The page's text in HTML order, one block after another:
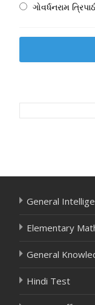
ગોવર્ધનરામ
Post
General
Elementary
General
Hindi Test